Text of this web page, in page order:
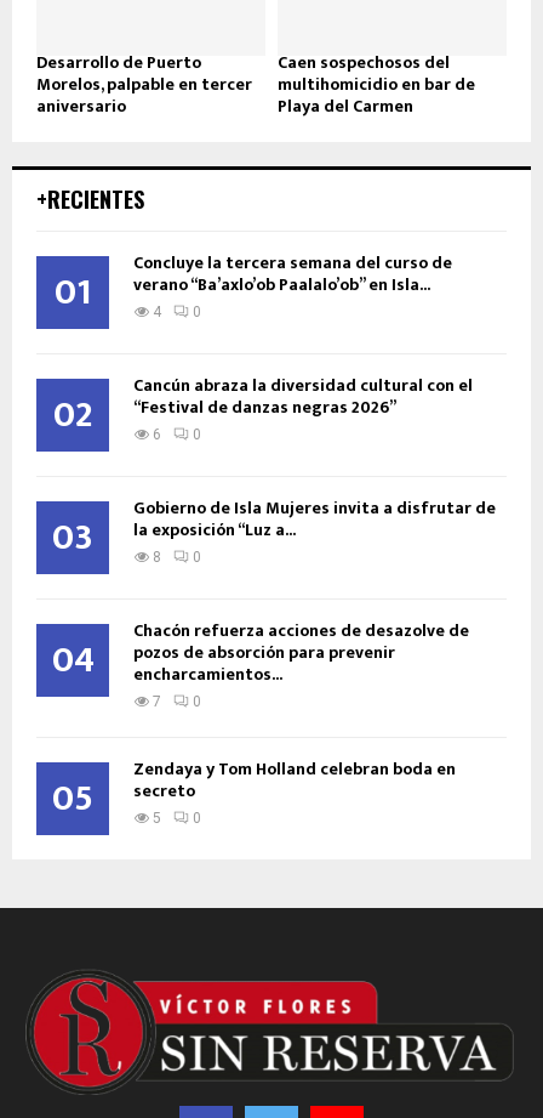
Desarrollo de Puerto
Morelos, palpable en tercer
aniversario
Caen sospechosos del
multihomicidio en bar de
Playa del Carmen
+RECIENTES
01 Concluye la tercera semana del curso de
verano “Ba’axlo’ob Paalalo’ob” en Isla...
4 0
02 Cancún abraza la diversidad cultural con el
“Festival de danzas negras 2026”
6 0
03 Gobierno de Isla Mujeres invita a disfrutar de
la exposición “Luz a...
8 0
04 Chacón refuerza acciones de desazolve de
pozos de absorción para prevenir
encharcamientos...
7 0
05 Zendaya y Tom Holland celebran boda en
secreto
5 0